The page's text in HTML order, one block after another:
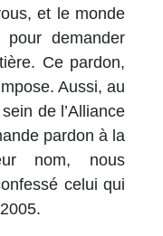
et le monde
pour demander
Ce pardon,
Aussi, au
de l’Alliance
pardon à la
nom, nous
celui qui